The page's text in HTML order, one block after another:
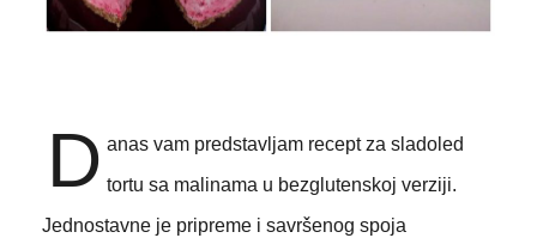
D anas vam predstavljam recept za sladoled
tortu sa malinama u bezglutenskoj verziji.
Jednostavne je pripreme i savršenog spoja